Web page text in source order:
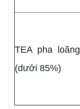
TEA pha loãng
(dưới 85%)